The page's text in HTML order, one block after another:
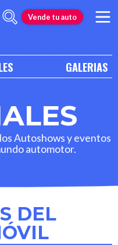
Vende tu auto
GALERIAS
Autoshows y eventos
automotor.
DEL